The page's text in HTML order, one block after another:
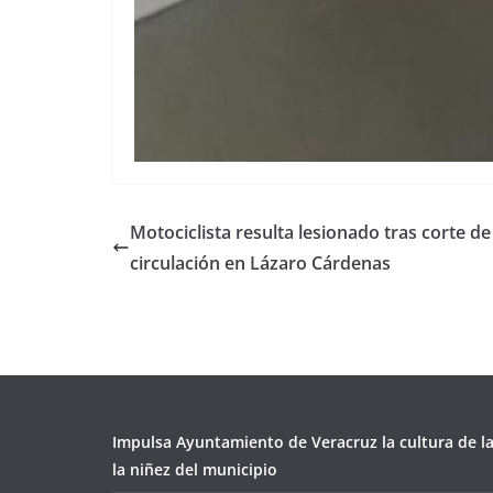
Motociclista resulta lesionado tras corte de
circulación en Lázaro Cárdenas
Impulsa Ayuntamiento de Veracruz la cultura de
la niñez del municipio